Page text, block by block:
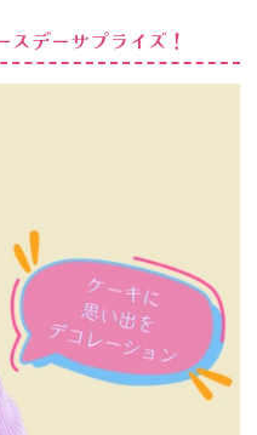
スデーサプライズ！